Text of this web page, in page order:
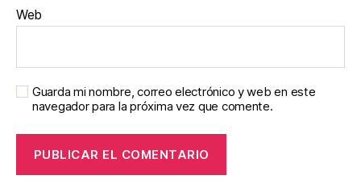
Web
Guarda mi nombre, correo electrónico y web en este
navegador para la próxima vez que comente.